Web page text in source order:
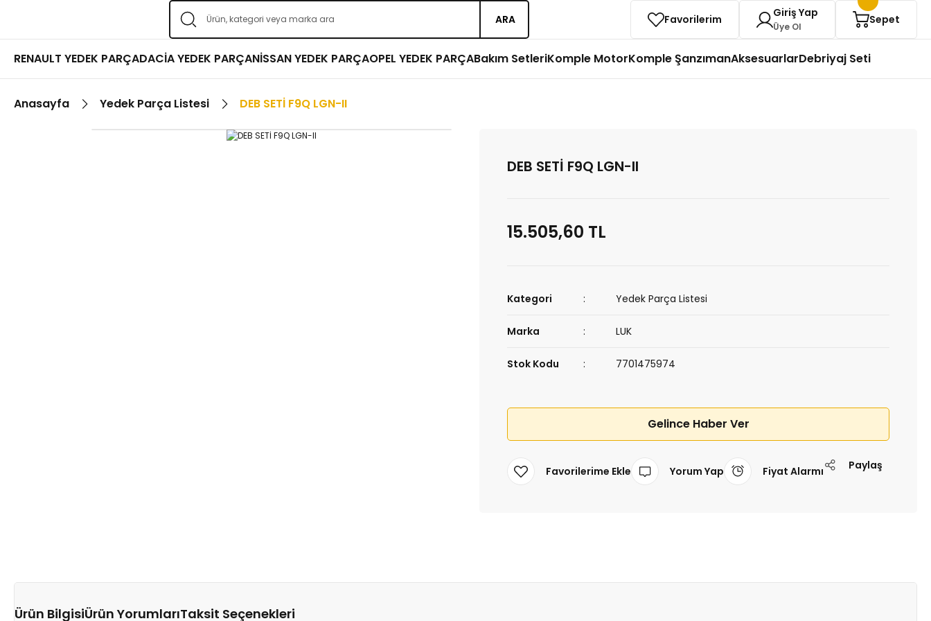
ARA Favorilerim Giriş Yap
Üye Ol
Sepet
RENAULT YEDEK PARÇADACİA YEDEK PARÇANİSSAN YEDEK PARÇAOPEL YEDEK PARÇABakım SetleriKomple MotorKomple ŞanzımanAksesuarlarDebriyaj Seti
Anasayfa Yedek Parça Listesi DEB SETİ F9Q LGN-II
DEB SETİ F9Q LGN-II
15.505,60 TL
Kategori Yedek Parça Listesi
Marka LUK
Stok Kodu 7701475974
Gelince Haber Ver
Yorum Yap Fiyat Alarmı Paylaş
Ürün BilgisiÜrün YorumlarıTaksit Seçenekleri